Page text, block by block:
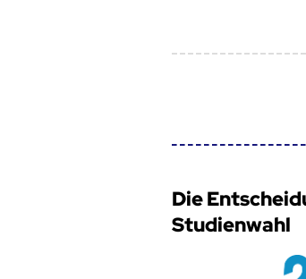
Die
Studienwahl